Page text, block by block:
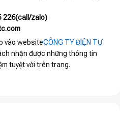
226(call/zalo)
vào websiteCÔNG TY ĐIỆN TỰ
nhận được những thông tin
tuyệt vời trên trang.